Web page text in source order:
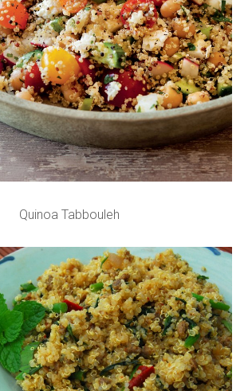
Quinoa Tabbouleh